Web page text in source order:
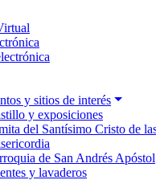
y sitios de interés
y exposiciones
del Santísimo Cristo de
de San Andrés Apóstol
y lavaderos